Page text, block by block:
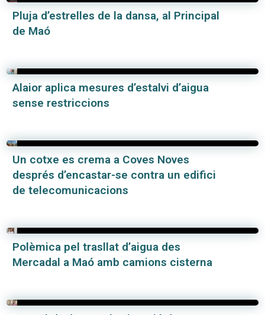
Pluja d’estrelles de la dansa, al Principal
de Maó
Alaior aplica mesures d’estalvi d’aigua
sense restriccions
Un cotxe es crema a Coves Noves
després d’encastar-se contra un edifici
de telecomunicacions
Polèmica pel trasllat d’aigua des
Mercadal a Maó amb camions cisterna